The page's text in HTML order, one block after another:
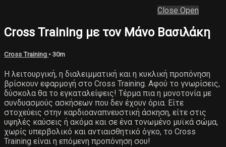
Close Open
Cross Training με τον Μάνο Βασιλάκη
Cross Training • 30m
Η λειτουργική, η διαλειμματική και η κυκλική προπόνηση
βρίσκουν εφαρμογή στο Cross Training. Αφού το γνωρίσεις,
δύσκολα θα το εγκαταλείψεις! Τέρμα πια η μονοτονία με
συνδυασμούς ασκήσεων που δεν έχουν όρια. Είτε
στοχεύεις στην καρδιοαναπνευστική άσκηση, είτε στις
υψηλές καύσεις ή ακόμα και σε ένα τονωμένο μυϊκά σώμα,
χωρίς υπερβολικό και αντιαισθητικό όγκο, το Cross
Training είναι η επόμενη προπόνηση σου!